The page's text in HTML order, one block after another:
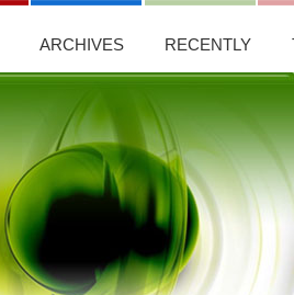
ARCHIVES RECENTLY